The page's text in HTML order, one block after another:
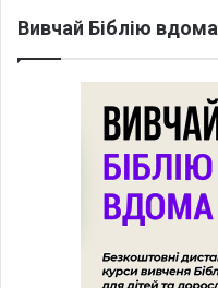
Вивчай Біблію вдома